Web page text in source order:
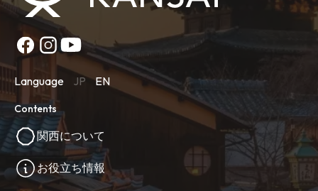
Language JP EN
Contents
関西について
お役立ち情報